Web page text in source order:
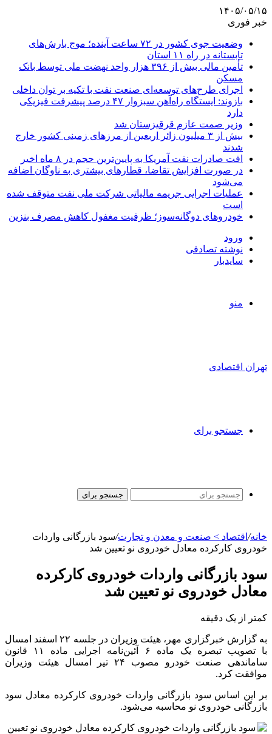
۱۴۰۵/۰۵/۱۵
خبر فوری
وضعیت جوی کشور در ۷۲ ساعت آینده؛ موج بارش‌های
تابستانه در راه ۱۱ استان
تأمین مالی بیش از ۳۹۶ هزار واحد نهضت ملی توسط بانک
مسکن
اجرای طرح‌های توسعه‌ای صنعت نفت با تکیه بر توان داخلی
بازوند: ایستگاه راه‌آهن سبزوار ۴۷ درصد پیشرفت فیزیکی
دارد
وزیر صمت عازم قرقیزستان شد
بیش از ۳ میلیون زائر اربعین از مرزهای زمینی کشور خارج
شدند
افت صادرات نفت آمریکا به پایین‌ترین حجم در ۸ ماه اخیر
در صورت افزایش تقاضا، قطارهای بیشتری به ناوگان اضافه
می‌شود
عملیات اجرایی جریمه مالیاتی شرکت ملی نفت متوقف شده
است
خودروهای دوگانه‌سوز؛ ظرفیت مغفول کاهش مصرف بنزین
ورود
نوشته تصادفی
سایدبار
منو
تهران اقتصادی
جستجو برای
جستجو برای
خانه/ اقتصاد > صنعت و معدن و تجارت/سود بازرگانی واردات
خودروی کارکرده معادل خودروی نو تعیین شد
سود بازرگانی واردات خودروی کارکرده
معادل خودروی نو تعیین شد
کمتر از یک دقیقه
به گزارش خبرگزاری مهر، هیئت وزیران در جلسه ۲۲ اسفند امسال
با تصویب تبصره یک ماده ۶ آئین‌نامه اجرایی ماده ۱۱ قانون
ساماندهی صنعت خودرو مصوب ۲۴ تیر امسال هیئت وزیران
موافقت کرد.
بر این اساس سود بازرگانی واردات خودروی کارکرده معادل سود
بازرگانی خودروی نو محاسبه می‌شود.